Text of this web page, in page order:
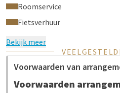
Roomservice
Fietsverhuur
Bekijk meer
Voorwaarden van
Voorwaarden